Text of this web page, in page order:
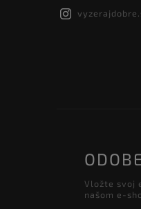
Vložte svoj
našom e-